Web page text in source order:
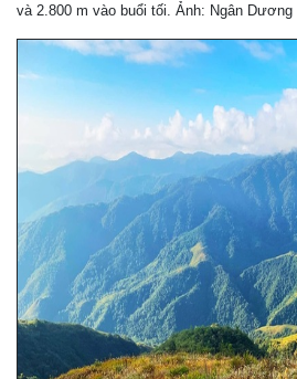
và 2.800 m vào buổi tối. Ảnh: Ngân Dương